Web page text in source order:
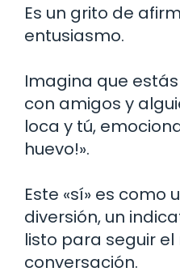
Es un grito de
entusiasmo.
Imagina que
con amigos y
loca y tú,
huevo!».
Este «sí» es como
diversión, un
listo para seguir
conversación.